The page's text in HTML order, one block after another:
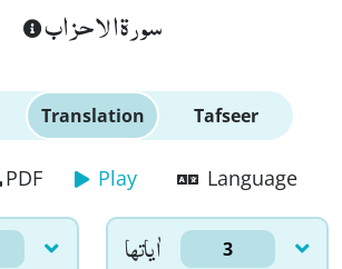
سورة الاحزاب
Translation Tafseer
PDF Play Language
اٰياتها 3